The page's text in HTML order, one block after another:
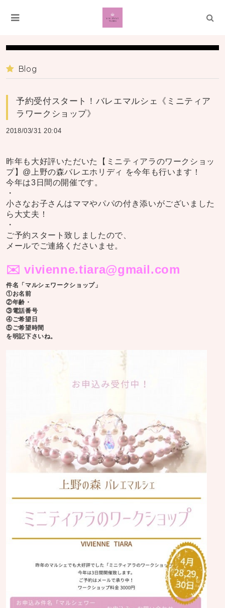
Blog
予約受付スタート！バレエマルシェ《ミニティア
ラワークショップ》
2018/03/31 20:04
昨年も大好評いただいた【ミニティアラのワークショッ
プ】@上野の森バレエホリディ を今年も行います！
今年は3日間の開催です。
・
小さなお子さんはママやパパの付き添いがございました
ら大丈夫！
・
ご予約スタート致しましたので、
メールでご連絡くださいませ。
✉️vivienne.tiara@gmail.com
件名「マルシェワークショップ」
①お名前
②年齢・
③電話番号
④ご希望日
⑤ご希望時間
を明記下さいね。